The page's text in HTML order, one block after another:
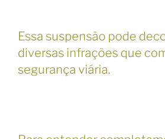
Essa suspensão pode
diversas infrações que
segurança viária.